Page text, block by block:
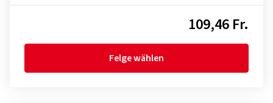
109,46 Fr.
Felge wählen